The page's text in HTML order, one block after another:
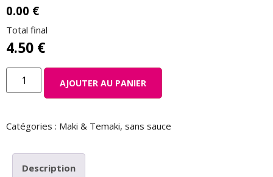
0.00 €
Total final
4.50 €
AJOUTER AU PANIER
Catégories : Maki & Temaki, sans sauce
Description